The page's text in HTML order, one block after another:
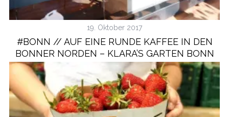
19. Oktober 2017
#BONN // AUF EINE RUNDE KAFFEE IN DEN
BONNER NORDEN – KLARA’S GARTEN BONN